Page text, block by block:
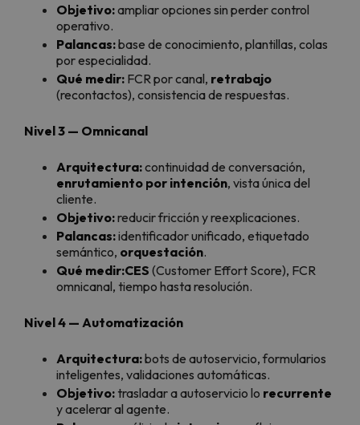
Objetivo:ampliar opciones sin perder control
operativo.
Palancas:base de conocimiento, plantillas, colas
por especialidad.
Qué medir: FCR por canal, retrabajo
(recontactos), consistencia de respuestas.
Nivel 3 — Omnicanal
Arquitectura:continuidad de conversación,
enrutamiento por intención, vista única del
cliente.
Objetivo:reducir fricción y reexplicaciones.
Palancas:identificador unificado, etiquetado
semántico, orquestación.
Qué medir:CES (Customer Effort Score), FCR
omnicanal, tiempo hasta resolución.
Nivel 4 — Automatización
Arquitectura:bots de autoservicio, formularios
inteligentes, validaciones automáticas.
Objetivo: trasladar a autoservicio lo recurrente
y acelerar al agente.